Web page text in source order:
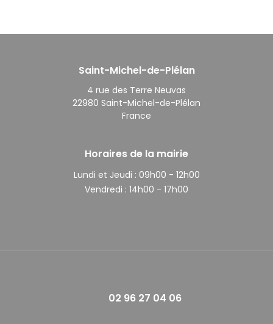
Saint-Michel-de-Plélan
4 rue des Terre Neuvas
22980 Saint-Michel-de-Plélan
France
Horaires de la mairie
Lundi et Jeudi : 09h00 - 12h00
Vendredi : 14h00 - 17h00
02 96 27 04 06